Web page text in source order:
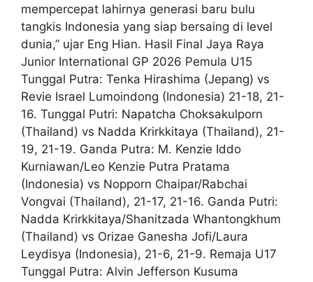
mempercepat lahirnya generasi baru bulu
tangkis Indonesia yang siap bersaing di level
dunia,” ujar Eng Hian. Hasil Final Jaya Raya
Junior International GP 2026 Pemula U15
Tunggal Putra: Tenka Hirashima (Jepang) vs
Revie Israel Lumoindong (Indonesia) 21-18, 21-
16. Tunggal Putri: Napatcha Choksakulporn
(Thailand) vs Nadda Krirkkitaya (Thailand), 21-
19, 21-19. Ganda Putra: M. Kenzie Iddo
Kurniawan/Leo Kenzie Putra Pratama
(Indonesia) vs Nopporn Chaipar/Rabchai
Vongvai (Thailand), 21-17, 21-16. Ganda Putri:
Nadda Krirkkitaya/Shanitzada Whantongkhum
(Thailand) vs Orizae Ganesha Jofi/Laura
Leydisya (Indonesia), 21-6, 21-9. Remaja U17
Tunggal Putra: Alvin Jefferson Kusuma